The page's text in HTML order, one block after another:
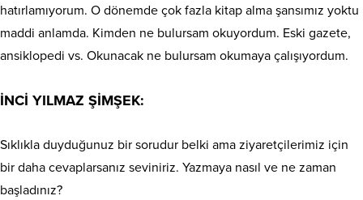
hatırlamıyorum. O dönemde çok fazla kitap alma şansımız yoktu
maddi anlamda. Kimden ne bulursam okuyordum. Eski gazete,
ansiklopedi vs. Okunacak ne bulursam okumaya çalışıyordum.
İNCİ YILMAZ ŞİMŞEK:
Sıklıkla duyduğunuz bir sorudur belki ama ziyaretçilerimiz için
bir daha cevaplarsanız seviniriz. Yazmaya nasıl ve ne zaman
başladınız?